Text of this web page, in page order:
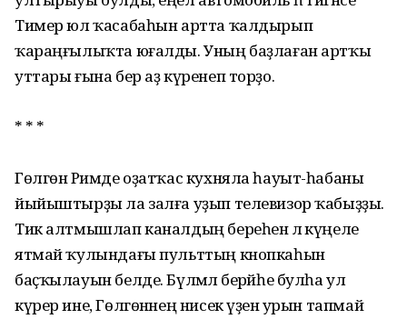
Тимер юл ҡасабаһын артта ҡалдырып
ҡараңғылыҡта юғалды. Уның баҙлаған артҡы
уттары ғына бер аҙ күренеп торҙо.
* * *
Гөлгөнә Римде оҙатҡас кухняла һауыт-һабаны
йыйыштырҙы ла залға уҙып телевизор ҡабыҙҙы.
Тик алтмышлап каналдың береһенә лә күңеле
ятмай ҡулындағы пульттың кнопкаһын
баҫҡылауын белде. Бүлмәлә берәйһе булһа ул
күрер ине, Гөлгөнәнең нисек үҙенә урын тапмай